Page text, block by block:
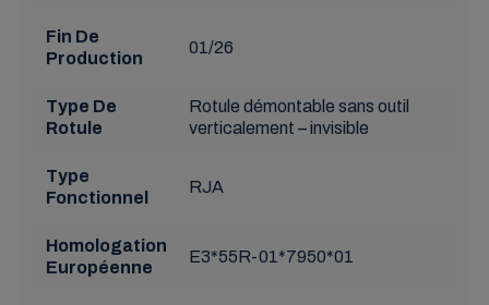
Fin De
Production
01/26
Type De
Rotule
Rotule démontable sans outil
verticalement – invisible
Type
Fonctionnel
RJA
Homologation
Européenne
E3*55R-01*7950*01